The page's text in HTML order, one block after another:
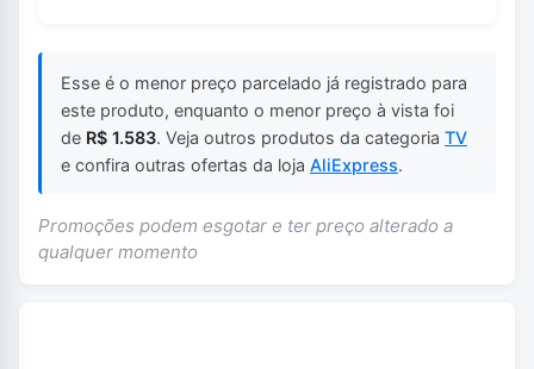
Esse é o menor preço parcelado já registrado para
este produto, enquanto o menor preço à vista foi
de R$ 1.583. Veja outros produtos da categoria TV
e confira outras ofertas da loja AliExpress.
Promoções podem esgotar e ter preço alterado a
qualquer momento